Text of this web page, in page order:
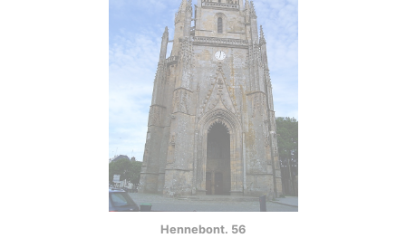
Hennebont. 56